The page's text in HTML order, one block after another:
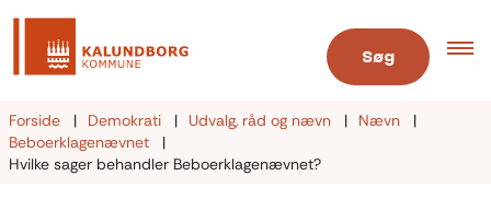
Søg
Forside Demokrati Udvalg, råd og nævn
Nævn
Beboerklagenævnet
Hvilke sager behandler Beboerklagenævnet?